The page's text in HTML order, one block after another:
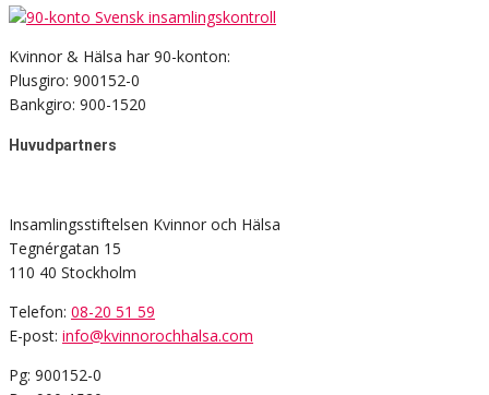
Kvinnor & Hälsa har 90-konton:
Plusgiro: 900152-0
Bankgiro: 900-1520
Huvudpartners
Insamlingsstiftelsen Kvinnor och Hälsa
Tegnérgatan 15
110 40 Stockholm
Telefon: 08-20 51 59
E-post: info@kvinnorochhalsa.com
Pg: 900152-0